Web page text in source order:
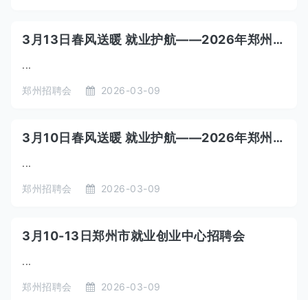
3月13日春风送暖 就业护航——2026年郑州春风行动暨就业援助季招聘会
...
郑州招聘会 2026-03-09
3月10日春风送暖 就业护航——2026年郑州春风行动暨就业援助季招聘会
...
郑州招聘会 2026-03-09
3月10-13日郑州市就业创业中心招聘会
...
郑州招聘会 2026-03-09